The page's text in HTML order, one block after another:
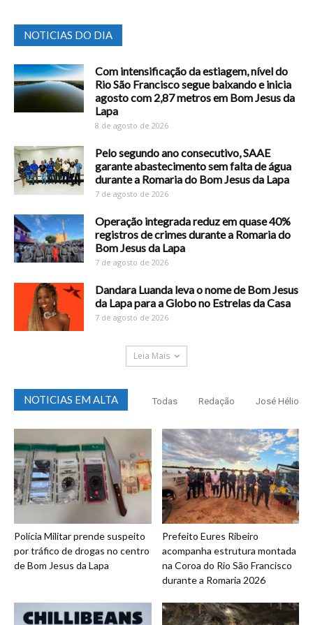
NOTICIAS DO DIA
Com intensificação da estiagem, nível do
Rio São Francisco segue baixando e inicia
agosto com 2,87 metros em Bom Jesus da
Lapa
8 de agosto de 2026
Pelo segundo ano consecutivo, SAAE
garante abastecimento sem falta de água
durante a Romaria do Bom Jesus da Lapa
7 de agosto de 2026
Operação integrada reduz em quase 40%
registros de crimes durante a Romaria do
Bom Jesus da Lapa
7 de agosto de 2026
Dandara Luanda leva o nome de Bom Jesus
da Lapa para a Globo no Estrelas da Casa
7 de agosto de 2026
Leia Mais
NOTICIAS EM ALTA Todas Redação José Hélio
Polícia Militar prende suspeito
por tráfico de drogas no centro
de Bom Jesus da Lapa
Prefeito Eures Ribeiro
acompanha estrutura montada
na Coroa do Rio São Francisco
durante a Romaria 2026